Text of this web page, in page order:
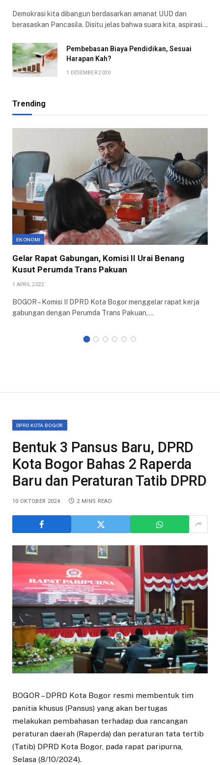
Demokrasi kita dibangun berdasarkan amanat UUD dan
berasaskan Pancasila. Disitu jelas bahwa suara kita, aspirasi…
Pembebasan Biaya Pendidikan, Sesuai
Harapan Kah?
1 DESEMBER 2020
Trending
EKONOMI
Gelar Rapat Gabungan, Komisi II Urai Benang
Kusut Perumda Trans Pakuan
1 APRIL 2022
BOGOR – Komisi II DPRD Kota Bogor menggelar rapat kerja
gabungan dengan Perumda Trans Pakuan,…
DPRD KOTA BOGOR
Bentuk 3 Pansus Baru, DPRD
Kota Bogor Bahas 2 Raperda
Baru dan Peraturan Tatib DPRD
10 OKTOBER 2024 2 MINS READ
BOGOR – DPRD Kota Bogor resmi membentuk tim
panitia khusus (Pansus) yang akan bertugas
melakukan pembahasan terhadap dua rancangan
peraturan daerah (Raperda) dan peraturan tata tertib
(Tatib) DPRD Kota Bogor, pada rapat paripurna,
Selasa (8/10/2024).